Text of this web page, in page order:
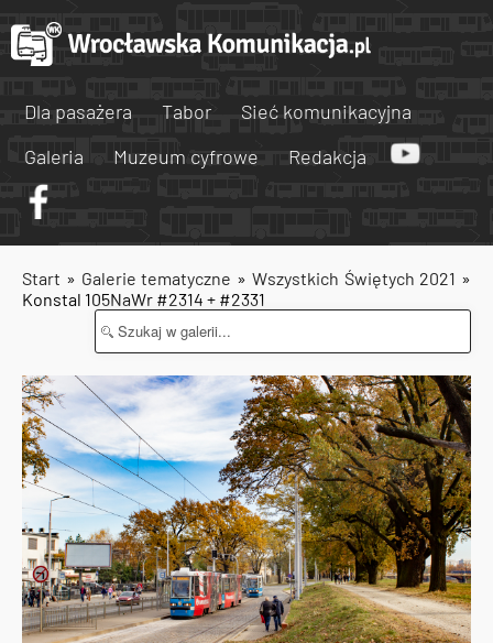
Dla pasażera Tabor
Sieć komunikacyjna
Galeria
Muzeum cyfrowe Redakcja
Start » Galerie tematyczne » Wszystkich Świętych 2021 »
Konstal 105NaWr #2314 + #2331